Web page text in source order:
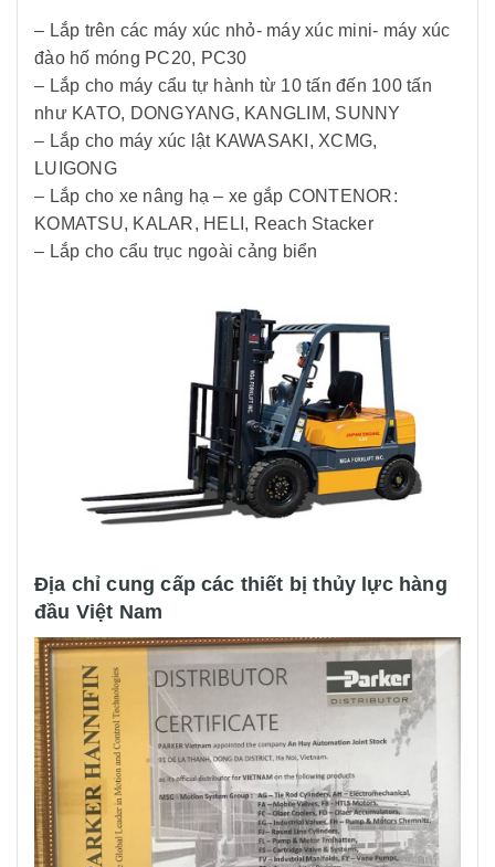
– Lắp trên các máy xúc nhỏ- máy xúc mini- máy xúc
đào hố móng PC20, PC30
– Lắp cho máy cẩu tự hành từ 10 tấn đến 100 tấn
như KATO, DONGYANG, KANGLIM, SUNNY
– Lắp cho máy xúc lật KAWASAKI, XCMG,
LUIGONG
– Lắp cho xe nâng hạ – xe gắp CONTENOR:
KOMATSU, KALAR, HELI, Reach Stacker
– Lắp cho cẩu trục ngoài cảng biển
Địa chỉ cung cấp các thiết bị thủy lực hàng
đầu Việt Nam